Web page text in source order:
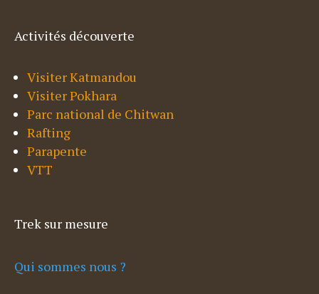
Activités découverte
Visiter Katmandou
Visiter Pokhara
Parc national de Chitwan
Rafting
Parapente
VTT
Trek sur mesure
Qui sommes nous ?